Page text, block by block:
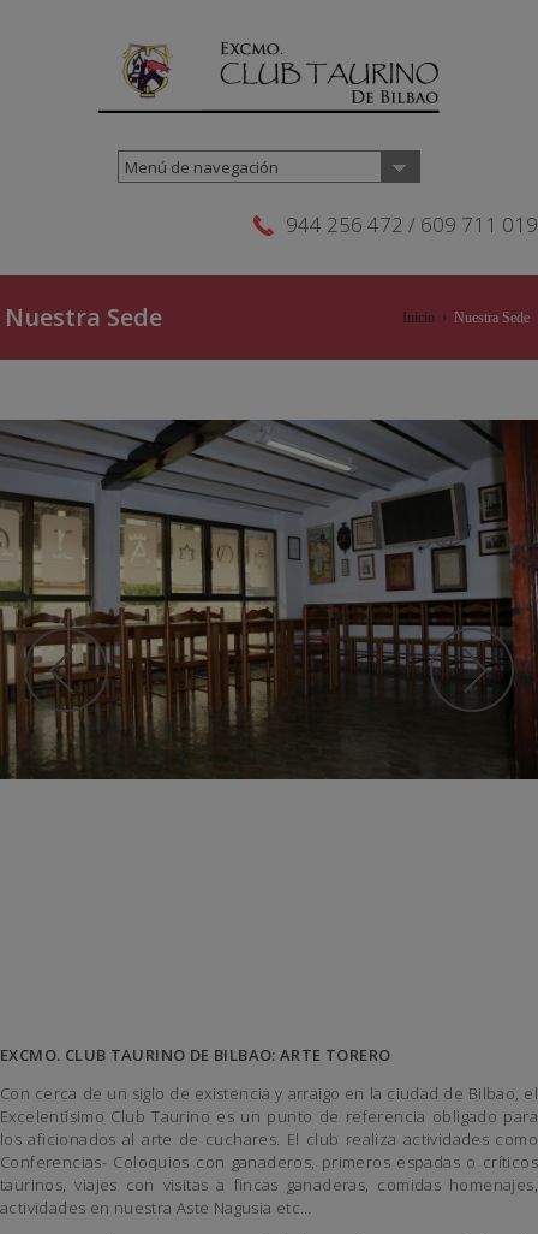
Menú de navegación
944 256 472 / 609 711 019
Nuestra Sede Inicio› Nuestra Sede
EXCMO. CLUB TAURINO DE BILBAO: ARTE TORERO
Con cerca de un siglo de existencia y arraigo en la ciudad de Bilbao, el
Excelentísimo Club Taurino es un punto de referencia obligado para
los aficionados al arte de cuchares. El club realiza actividades como
Conferencias- Coloquios con ganaderos, primeros espadas o críticos
taurinos, viajes con visitas a fincas ganaderas, comidas homenajes,
actividades en nuestra Aste Nagusia etc…